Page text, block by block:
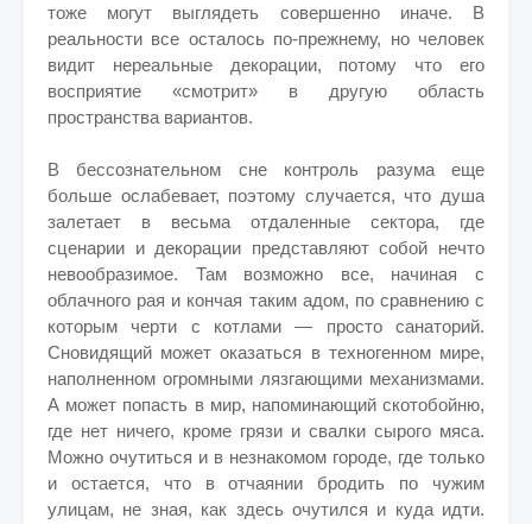
тоже могут выглядеть совершенно иначе. В
реальности все осталось по-прежнему, но человек
видит нереальные декорации, потому что его
восприятие «смотрит» в другую область
пространства вариантов.
В бессознательном сне контроль разума еще
больше ослабевает, поэтому случается, что душа
залетает в весьма отдаленные сектора, где
сценарии и декорации представляют собой нечто
невообразимое. Там возможно все, начиная с
облачного рая и кончая таким адом, по сравнению с
которым черти с котлами — просто санаторий.
Сновидящий может оказаться в техногенном мире,
наполненном огромными лязгающими механизмами.
А может попасть в мир, напоминающий скотобойню,
где нет ничего, кроме грязи и свалки сырого мяса.
Можно очутиться и в незнакомом городе, где только
и остается, что в отчаянии бродить по чужим
улицам, не зная, как здесь очутился и куда идти.